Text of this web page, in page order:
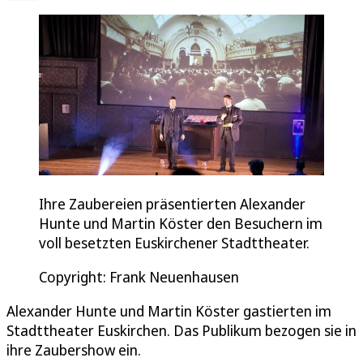
Ihre Zaubereien präsentierten Alexander
Hunte und Martin Köster den Besuchern im
voll besetzten Euskirchener Stadttheater.
Copyright: Frank Neuenhausen
Alexander Hunte und Martin Köster gastierten im
Stadttheater Euskirchen. Das Publikum bezogen sie in
ihre Zaubershow ein.